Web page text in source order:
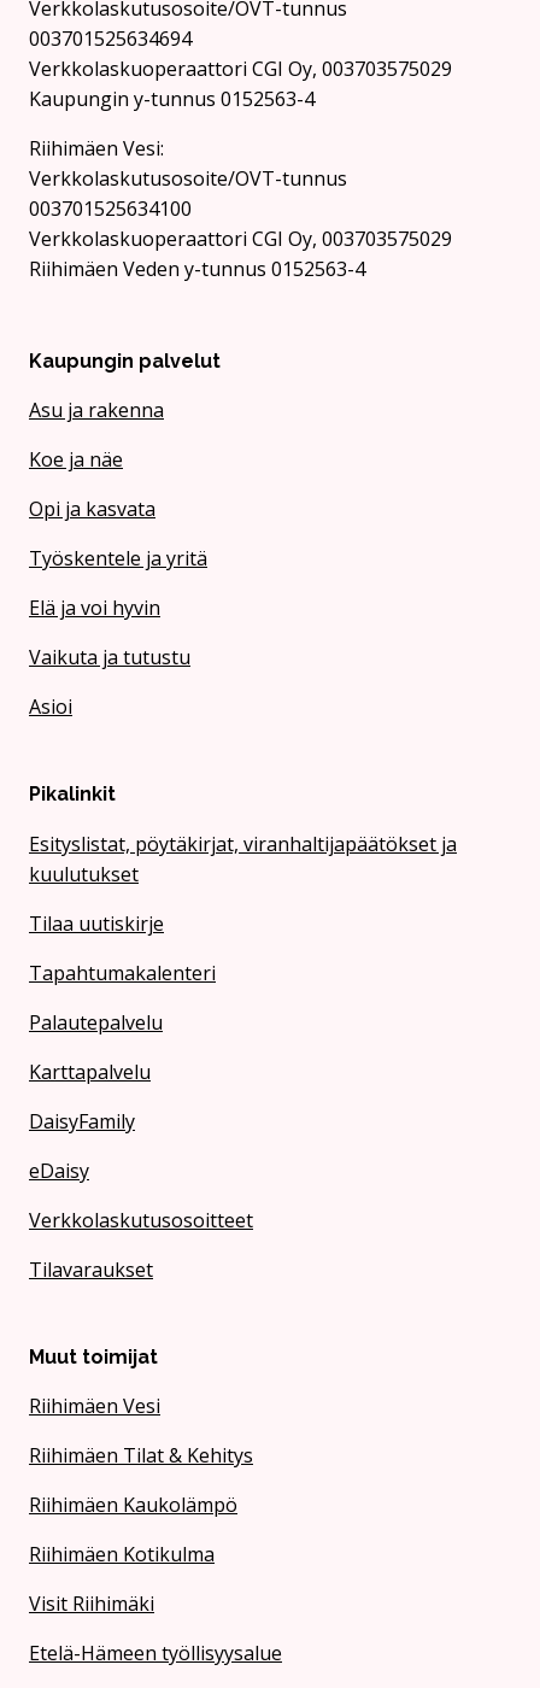
Verkkolaskutusosoite/OVT-tunnus
003701525634694
Verkkolaskuoperaattori CGI Oy, 003703575029
Kaupungin y-tunnus 0152563-4
Rii­hi­mäen Vesi:
Verkkolaskutusosoite/OVT-tunnus
003701525634100
Verkkolaskuoperaattori CGI Oy, 003703575029
Riihimäen Veden y-tunnus 0152563-4
Kaupungin palvelut
Asu ja rakenna
Koe ja näe
Opi ja kasvata
Työskentele ja yritä
Elä ja voi hyvin
Vaikuta ja tutustu
Asioi
Pikalinkit
Esityslistat, pöytäkirjat, viranhaltijapäätökset ja
kuulutukset
Tilaa uutiskirje
Tapahtumakalenteri
Palautepalvelu
Karttapalvelu
DaisyFamily
eDaisy
Verkkolaskutusosoitteet
Tilavaraukset
Muut toimijat
Riihimäen Vesi
Riihimäen Tilat & Kehitys
Riihimäen Kaukolämpö
Riihimäen Kotikulma
Visit Riihimäki
Etelä-Hämeen työllisyysalue